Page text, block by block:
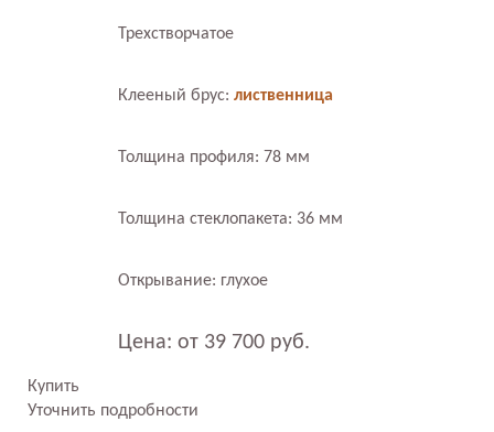
Трехстворчатое
Клееный брус: лиственница
Толщина профиля: 78 мм
Толщина стеклопакета: 36 мм
Открывание: глухое
Цена: от 39 700 руб.
Купить
Уточнить подробности